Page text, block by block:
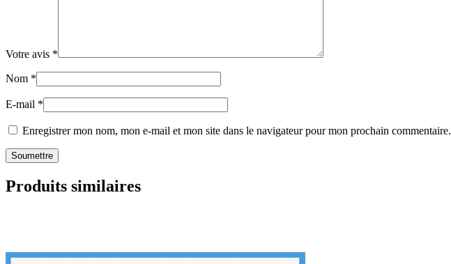
Votre avis *
Nom *
E-mail *
Enregistrer mon nom, mon e-mail et mon site dans le navigateur pour mon prochain commentaire.
Produits similaires